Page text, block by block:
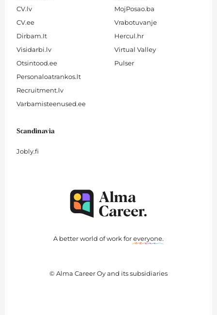
CV.lv
CV.ee
Dirbam.It
Visidarbi.lv
Otsintood.ee
Personaloatrankos.lt
Recruitment.lv
Varbamisteenused.ee
MojPosao.ba
Vrabotuvanje
Hercul.hr
Virtual Valley
Pulser
Scandinavia
Jobly.fi
A better world of work foreveryone.
© Alma Career Oy and its subsidiaries